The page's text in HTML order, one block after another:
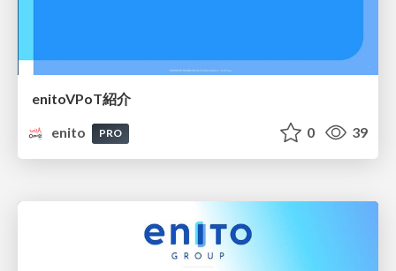
enitoVPoT紹介
enito
PRO 0 39